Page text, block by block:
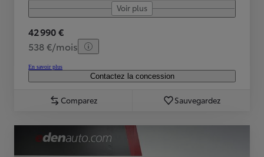
Voir plus
42 990 €
538 €/mois
En savoir plus
Contactez la concession
Comparez Sauvegardez